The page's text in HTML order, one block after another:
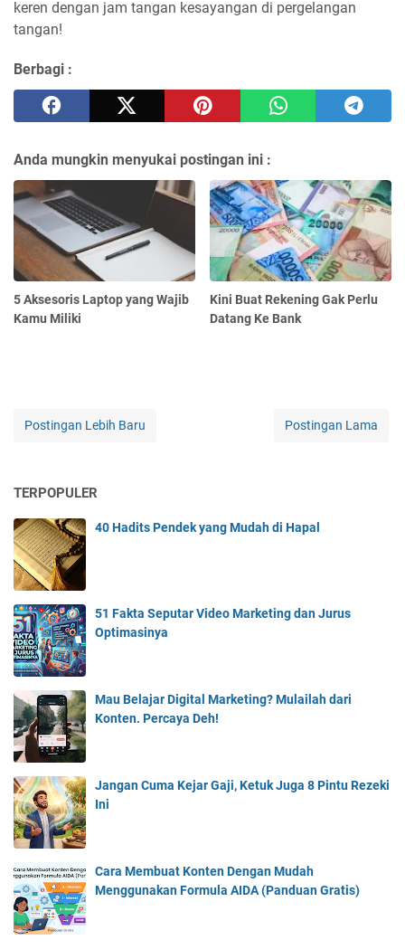
keren dengan jam tangan kesayangan di pergelangan
tangan!
Berbagi :
Anda mungkin menyukai postingan ini :
5 Aksesoris Laptop yang Wajib
Kamu Miliki
Kini Buat Rekening Gak Perlu
Datang Ke Bank
Postingan Lebih Baru Postingan Lama
TERPOPULER
40 Hadits Pendek yang Mudah di Hapal
51 Fakta Seputar Video Marketing dan Jurus
Optimasinya
Mau Belajar Digital Marketing? Mulailah dari
Konten. Percaya Deh!
Jangan Cuma Kejar Gaji, Ketuk Juga 8 Pintu Rezeki
Ini
Cara Membuat Konten Dengan Mudah
Menggunakan Formula AIDA (Panduan Gratis)